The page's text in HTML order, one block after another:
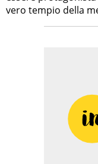
vero tempio della